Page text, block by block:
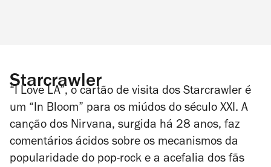
Starcrawler
“I Love LA”, o cartão de visita dos Starcrawler é
um “In Bloom” para os miúdos do século XXI. A
canção dos Nirvana, surgida há 28 anos, faz
comentários ácidos sobre os mecanismos da
popularidade do pop-rock e a acefalia dos fãs